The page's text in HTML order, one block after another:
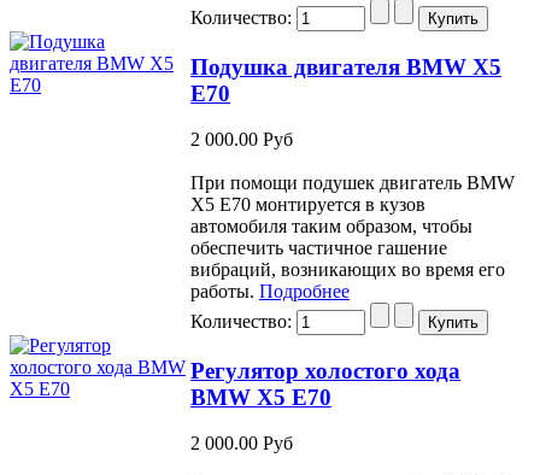
Количество:
Подушка двигателя BMW X5
E70
2 000.00 Руб
При помощи подушек двигатель BMW
Х5 Е70 монтируется в кузов
автомобиля таким образом, чтобы
обеспечить частичное гашение
вибраций, возникающих во время его
работы. Подробнее
Количество:
Регулятор холостого хода
BMW X5 E70
2 000.00 Руб